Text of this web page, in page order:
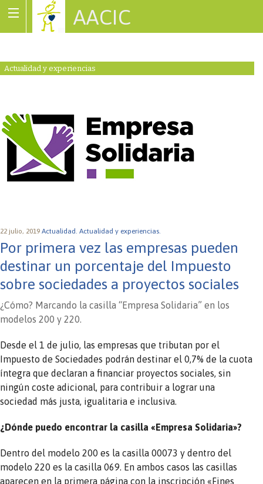
AACIC
Actualidad y experiencias
22 julio, 2019 Actualidad. Actualidad y experiencias.
Por primera vez las empresas pueden
destinar un porcentaje del Impuesto
sobre sociedades a proyectos sociales
¿Cómo? Marcando la casilla “Empresa Solidaria” en los
modelos 200 y 220.
Desde el 1 de julio, las empresas que tributan por el
Impuesto de Sociedades podrán destinar el 0,7% de la cuota
íntegra que declaran a financiar proyectos sociales, sin
ningún coste adicional, para contribuir a lograr una
sociedad más justa, igualitaria e inclusiva.
¿Dónde puedo encontrar la casilla «Empresa Solidaria»?
Dentro del modelo 200 es la casilla 00073 y dentro del
modelo 220 es la casilla 069. En ambos casos las casillas
aparecen en la primera página con la inscripción «Fines